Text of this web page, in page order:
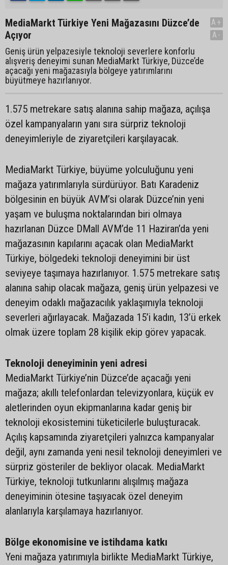
MediaMarkt Türkiye Yeni Mağazasını Düzce’de
Açıyor
Geniş ürün yelpazesiyle teknoloji severlere konforlu
alışveriş deneyimi sunan MediaMarkt Türkiye, Düzce’de
açacağı yeni mağazasıyla bölgeye yatırımlarını
büyütmeye hazırlanıyor.
A+
A-
1.575 metrekare satış alanına sahip mağaza, açılışa
özel kampanyaların yanı sıra sürpriz teknoloji
deneyimleriyle de ziyaretçileri karşılayacak.
MediaMarkt Türkiye, büyüme yolculuğunu yeni
mağaza yatırımlarıyla sürdürüyor. Batı Karadeniz
bölgesinin en büyük AVM’si olarak Düzce’nin yeni
yaşam ve buluşma noktalarından biri olmaya
hazırlanan Düzce DMall AVM’de 11 Haziran’da yeni
mağazasının kapılarını açacak olan MediaMarkt
Türkiye, bölgedeki teknoloji deneyimini bir üst
seviyeye taşımaya hazırlanıyor. 1.575 metrekare satış
alanına sahip olacak mağaza, geniş ürün yelpazesi ve
deneyim odaklı mağazacılık yaklaşımıyla teknoloji
severleri ağırlayacak. Mağazada 15’i kadın, 13’ü erkek
olmak üzere toplam 28 kişilik ekip görev yapacak.
Teknoloji deneyiminin yeni adresi
MediaMarkt Türkiye’nin Düzce’de açacağı yeni
mağaza; akıllı telefonlardan televizyonlara, küçük ev
aletlerinden oyun ekipmanlarına kadar geniş bir
teknoloji ekosistemini tüketicilerle buluşturacak.
Açılış kapsamında ziyaretçileri yalnızca kampanyalar
değil, aynı zamanda yeni nesil teknoloji deneyimleri ve
sürpriz gösteriler de bekliyor olacak. MediaMarkt
Türkiye, teknoloji tutkunlarını alışılmış mağaza
deneyiminin ötesine taşıyacak özel deneyim
alanlarıyla karşılamaya hazırlanıyor.
Bölge ekonomisine ve istihdama katkı
Yeni mağaza yatırımıyla birlikte MediaMarkt Türkiye,